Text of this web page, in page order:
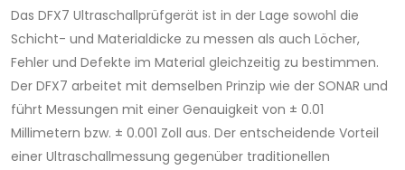
Das DFX7 Ultraschallprüfgerät ist in der Lage sowohl die
Schicht- und Materialdicke zu messen als auch Löcher,
Fehler und Defekte im Material gleichzeitig zu bestimmen.
Der DFX7 arbeitet mit demselben Prinzip wie der SONAR und
führt Messungen mit einer Genauigkeit von ± 0.01
Millimetern bzw. ± 0.001 Zoll aus. Der entscheidende Vorteil
einer Ultraschallmessung gegenüber traditionellen